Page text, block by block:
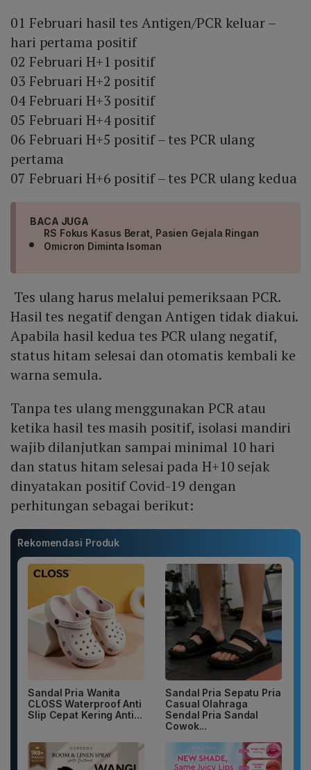
01 Februari hasil tes Antigen/PCR keluar –
hari pertama positif
02 Februari H+1 positif
03 Februari H+2 positif
04 Februari H+3 positif
05 Februari H+4 positif
06 Februari H+5 positif – tes PCR ulang
pertama
07 Februari H+6 positif – tes PCR ulang kedua
BACA JUGA
RS Fokus Kasus Berat, Pasien Gejala Ringan
Omicron Diminta Isoman
Tes ulang harus melalui pemeriksaan PCR.
Hasil tes negatif dengan Antigen tidak diakui.
Apabila hasil kedua tes PCR ulang negatif,
status hitam selesai dan otomatis kembali ke
warna semula.
Tanpa tes ulang menggunakan PCR atau
ketika hasil tes masih positif, isolasi mandiri
wajib dilanjutkan sampai minimal 10 hari
dan status hitam selesai pada H+10 sejak
dinyatakan positif Covid-19 dengan
perhitungan sebagai berikut:
Rekomendasi Produk
Sandal Pria Wanita
CLOSS Waterproof Anti
Slip Cepat Kering Anti...
Sandal Pria Sepatu Pria
Casual Olahraga
Sendal Pria Sandal
Cowok...